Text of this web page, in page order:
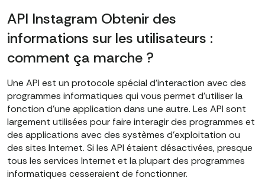
API Instagram Obtenir des
informations sur les utilisateurs :
comment ça marche ?
Une API est un protocole spécial d'interaction avec des
programmes informatiques qui vous permet d'utiliser la
fonction d'une application dans une autre. Les API sont
largement utilisées pour faire interagir des programmes et
des applications avec des systèmes d'exploitation ou
des sites Internet. Si les API étaient désactivées, presque
tous les services Internet et la plupart des programmes
informatiques cesseraient de fonctionner.